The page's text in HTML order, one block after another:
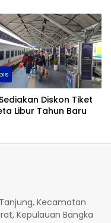
Diskon Tiket
Libur Tahun Baru
Kecamatan
Kepulauan Bangka